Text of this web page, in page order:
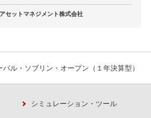
セットマネジメント株式会社
バル・ソブリン・オープン（１年決算型）
シミュレーション・ツール